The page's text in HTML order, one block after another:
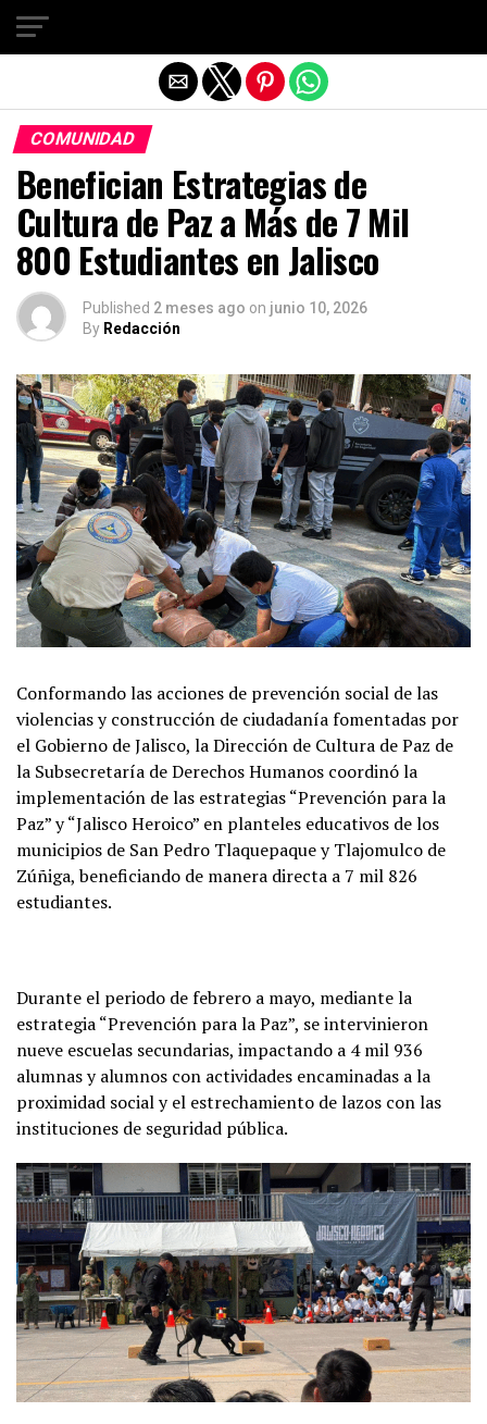
COMUNIDAD
Benefician Estrategias de
Cultura de Paz a Más de 7 Mil
800 Estudiantes en Jalisco
Published 2 meses ago on junio 10, 2026
By Redacción
Conformando las acciones de prevención social de las
violencias y construcción de ciudadanía fomentadas por
el Gobierno de Jalisco, la Dirección de Cultura de Paz de
la Subsecretaría de Derechos Humanos coordinó la
implementación de las estrategias “Prevención para la
Paz” y “Jalisco Heroico” en planteles educativos de los
municipios de San Pedro Tlaquepaque y Tlajomulco de
Zúñiga, beneficiando de manera directa a 7 mil 826
estudiantes.
Durante el periodo de febrero a mayo, mediante la
estrategia “Prevención para la Paz”, se intervinieron
nueve escuelas secundarias, impactando a 4 mil 936
alumnas y alumnos con actividades encaminadas a la
proximidad social y el estrechamiento de lazos con las
instituciones de seguridad pública.